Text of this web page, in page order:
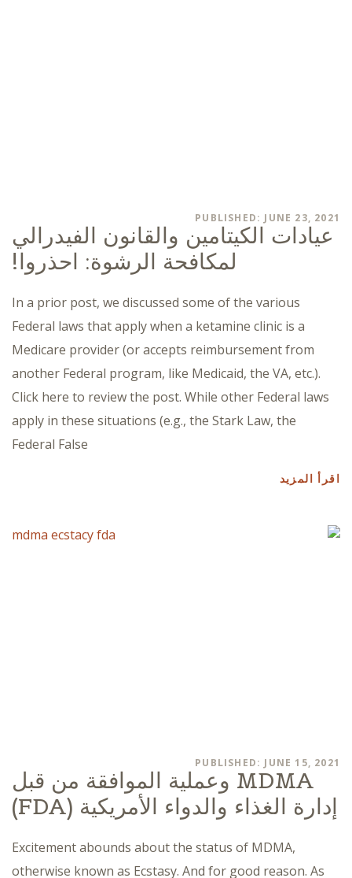
PUBLISHED: JUNE 23, 2021
عيادات الكيتامين والقانون الفيدرالي
لمكافحة الرشوة: احذروا!
In a prior post, we discussed some of the various
Federal laws that apply when a ketamine clinic is a
Medicare provider (or accepts reimbursement from
another Federal program, like Medicaid, the VA, etc.).
Click here to review the post. While other Federal laws
apply in these situations (e.g., the Stark Law, the
Federal False
اقرأ المزيد
PUBLISHED: JUNE 15, 2021
MDMA وعملية الموافقة من قبل
إدارة الغذاء والدواء الأمريكية (FDA)
Excitement abounds about the status of MDMA,
otherwise known as Ecstasy. And for good reason. As